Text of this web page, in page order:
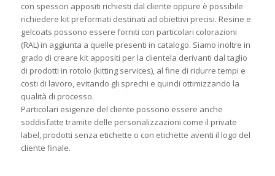
con spessori appositi richiesti dal cliente oppure è possibile
richiedere kit preformati destinati ad obiettivi precisi. Resine e
gelcoats possono essere forniti con particolari colorazioni
(RAL) in aggiunta a quelle presenti in catalogo. Siamo inoltre in
grado di creare kit appositi per la clientela derivanti dal taglio
di prodotti in rotolo (kitting services), al fine di ridurre tempi e
costi di lavoro, evitando gli sprechi e quindi ottimizzando la
qualità di processo.
Particolari esigenze del cliente possono essere anche
soddisfatte tramite delle personalizzazioni come il private
label, prodotti senza etichette o con etichette aventi il logo del
cliente finale.